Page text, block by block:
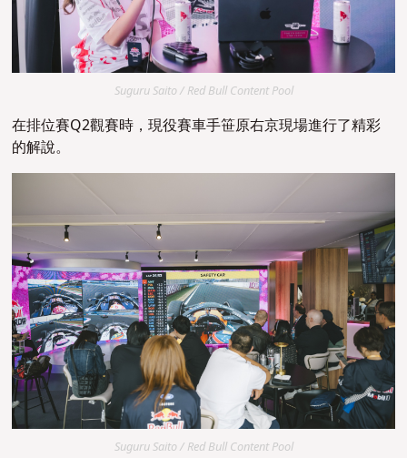
Suguru Saito / Red Bull Content Pool
在排位賽Q2觀賽時，現役賽車手笹原右京現場進行了精彩
的解說。
Suguru Saito / Red Bull Content Pool